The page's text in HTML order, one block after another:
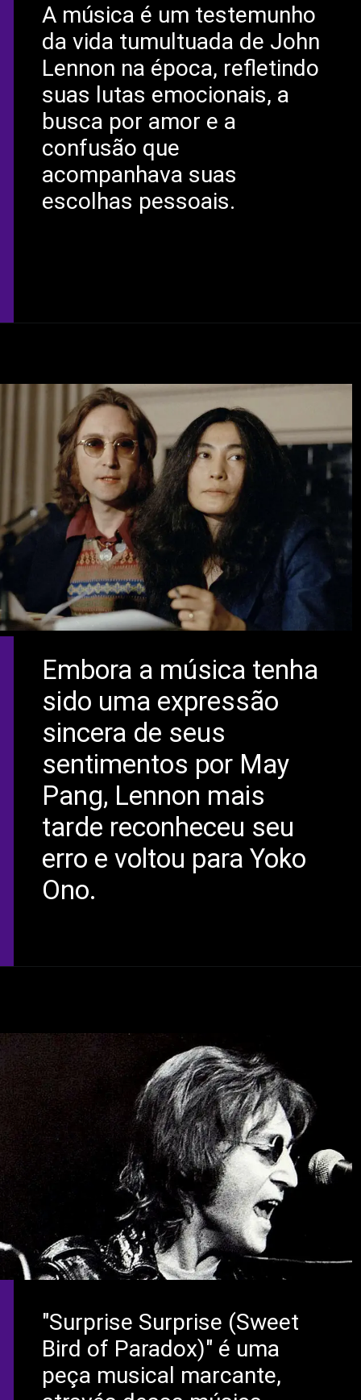
A música é um testemunho
da vida tumultuada de John
Lennon na época, refletindo
suas lutas emocionais, a
busca por amor e a
confusão que
acompanhava suas
escolhas pessoais.
Embora a música tenha
sido uma expressão
sincera de seus
sentimentos por May
Pang, Lennon mais
tarde reconheceu seu
erro e voltou para Yoko
Ono.
"Surprise Surprise (Sweet
Bird of Paradox)" é uma
peça musical marcante,